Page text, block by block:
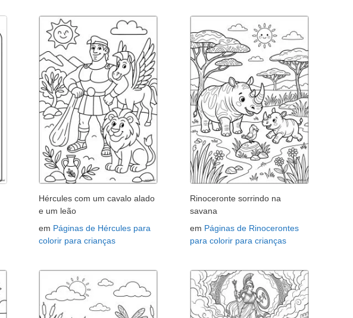
Hércules com um cavalo alado
e um leão
em Páginas de Hércules para
colorir para crianças
Rinoceronte sorrindo na
savana
em Páginas de Rinocerontes
para colorir para crianças